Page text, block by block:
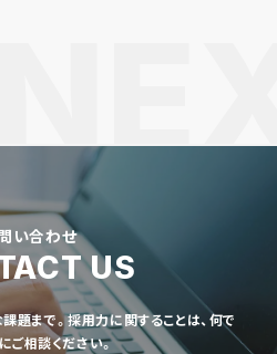
い合わせ
US
題まで。採用力に関することは、何で
ご相談ください。